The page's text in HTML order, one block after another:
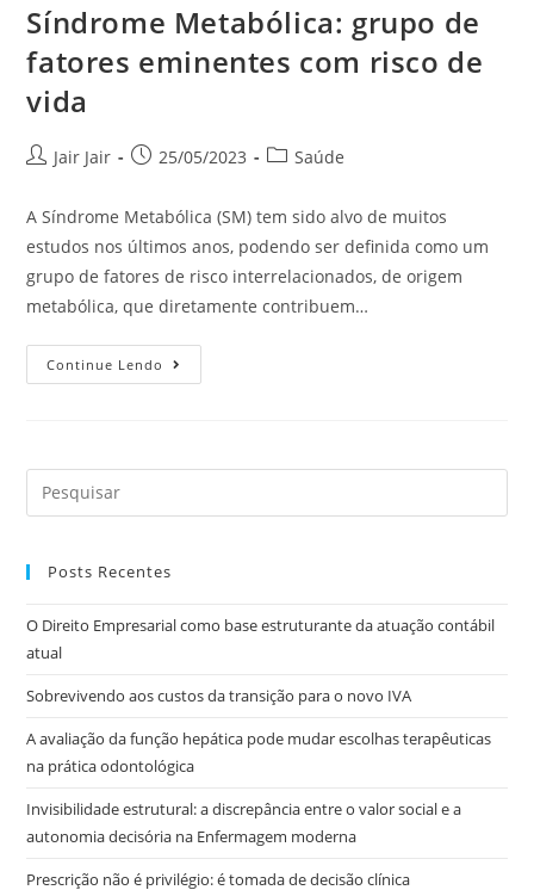
Síndrome Metabólica: grupo de
fatores eminentes com risco de
vida
Jair Jair 25/05/2023 Saúde
A Síndrome Metabólica (SM) tem sido alvo de muitos
estudos nos últimos anos, podendo ser definida como um
grupo de fatores de risco interrelacionados, de origem
metabólica, que diretamente contribuem…
Continue Lendo
Posts Recentes
O Direito Empresarial como base estruturante da atuação contábil
atual
Sobrevivendo aos custos da transição para o novo IVA
A avaliação da função hepática pode mudar escolhas terapêuticas
na prática odontológica
Invisibilidade estrutural: a discrepância entre o valor social e a
autonomia decisória na Enfermagem moderna
Prescrição não é privilégio: é tomada de decisão clínica